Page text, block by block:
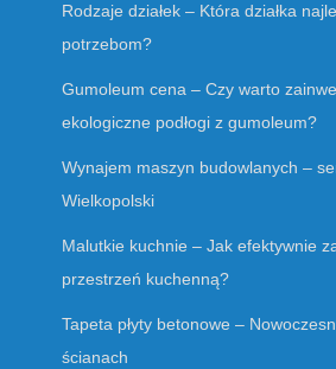
Rodzaje działek – Która działka
potrzebom?
Gumoleum cena – Czy warto
ekologiczne podłogi z gumoleum?
Wynajem maszyn budowlanych –
Wielkopolski
Malutkie kuchnie – Jak efektywnie
przestrzeń kuchenną?
Tapeta płyty betonowe –
ścianach